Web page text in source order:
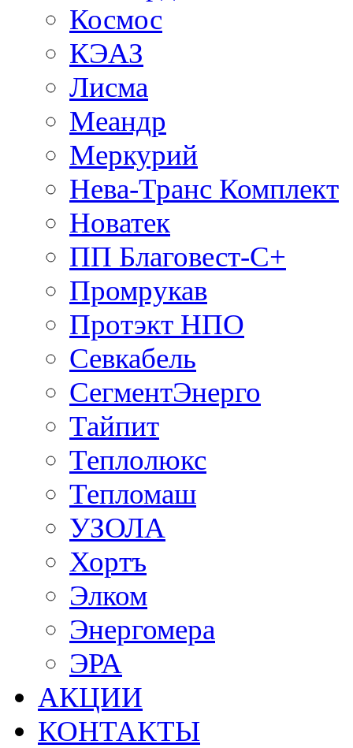
Космос
КЭАЗ
Лисма
Меандр
Меркурий
Нева-Транс Комплект
Новатек
ПП Благовест-С+
Промрукав
Протэкт НПО
Севкабель
СегментЭнерго
Тайпит
Теплолюкс
Тепломаш
УЗОЛА
Хортъ
Элком
Энергомера
ЭРА
АКЦИИ
КОНТАКТЫ